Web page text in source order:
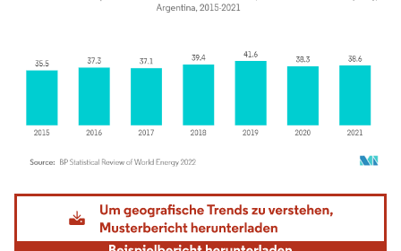
Bild © Mordor Intelligence. Wiederverwendung erfordert Namensnennung gemäß